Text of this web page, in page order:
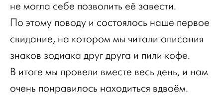
не могла себе позволить её завести.
По этому поводу и состоялось наше первое
свидание, на котором мы читали описания
знаков зодиака друг друга и пили кофе.
В итоге мы провели вместе весь день, и нам
очень понравилось находиться вдвоём.